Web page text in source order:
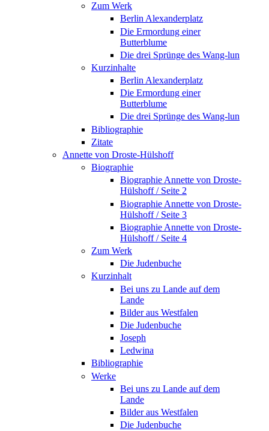
Zum Werk
Berlin Alexanderplatz
Die Ermordung einer
Butterblume
Die drei Sprünge des Wang-lun
Kurzinhalte
Berlin Alexanderplatz
Die Ermordung einer
Butterblume
Die drei Sprünge des Wang-lun
Bibliographie
Zitate
Annette von Droste-Hülshoff
Biographie
Biographie Annette von Droste-
Hülshoff / Seite 2
Biographie Annette von Droste-
Hülshoff / Seite 3
Biographie Annette von Droste-
Hülshoff / Seite 4
Zum Werk
Die Judenbuche
Kurzinhalt
Bei uns zu Lande auf dem
Lande
Bilder aus Westfalen
Die Judenbuche
Joseph
Ledwina
Bibliographie
Werke
Bei uns zu Lande auf dem
Lande
Bilder aus Westfalen
Die Judenbuche